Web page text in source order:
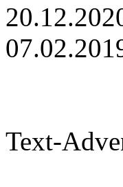
Text-